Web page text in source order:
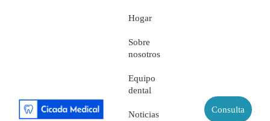
Hogar
Sobre
nosotros
Equipo
dental
Noticias
Consulta